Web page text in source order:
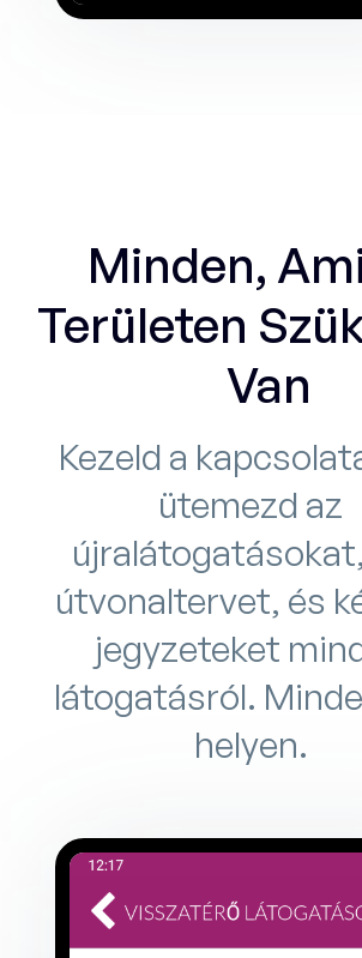
Minden,
Területen
Van
Kezeld a
ütemezd az
útvonaltervet, és
jegyzeteket
látogatásról.
helyen.